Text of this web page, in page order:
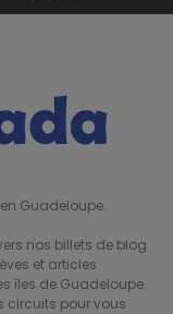
Guadeloupe.
nos billets de blog
et articles
îles de Guadeloupe.
circuits pour vous